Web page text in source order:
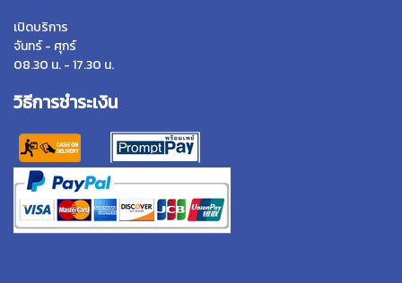
เปิดบริการ
จันทร์ - ศุกร์
08.30 น. - 17.30 น.
วิธีการชำระเงิน